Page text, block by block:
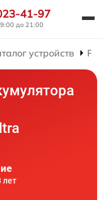
41-97
до 21:00
устройств
лет